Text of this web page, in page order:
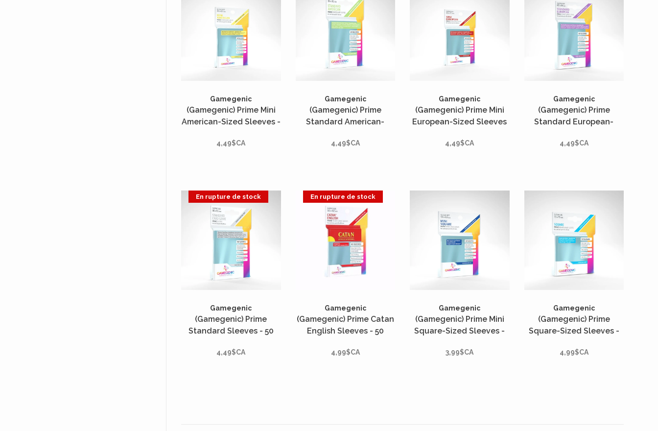
Gamegenic
(Gamegenic) Prime Mini
American-Sized Sleeves -
67mm*
4,49$CA
Gamegenic
(Gamegenic) Prime
Standard American-
- 59mm x 91mm*
4,49$CA
Gamegenic
(Gamegenic) Prime Mini
European-Sized Sleeves
71mm*
4,49$CA
Gamegenic
(Gamegenic) Prime
Standard European-
- 62mm x 94mm*
4,49$CA
En rupture de stock
Gamegenic
(Gamegenic) Prime
Standard Sleeves - 50
4,49$CA
En rupture de stock
Gamegenic
(Gamegenic) Prime Catan
English Sleeves - 50
4,99$CA
Gamegenic
(Gamegenic) Prime Mini
Square-Sized Sleeves -
3,99$CA
Gamegenic
(Gamegenic) Prime
Square-Sized Sleeves -
4,99$CA